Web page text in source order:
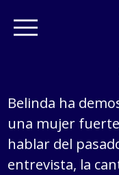
Belinda ha
una mujer
hablar del
entrevista, la